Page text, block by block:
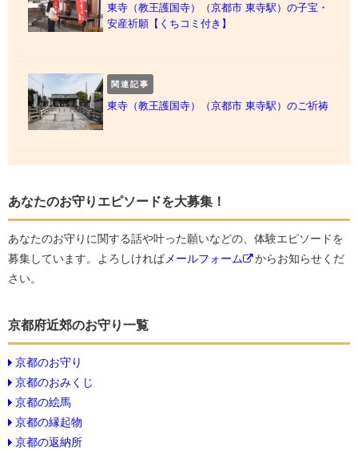
東寺（教王護国寺）（京都市 東寺駅）の子宝・
安産祈願【くちコミ付き】
関連記事
東寺（教王護国寺）（京都市 東寺駅）のご祈祷
あなたのお守りエピソードを大募集！
あなたのお守りに関する話や叶った願いなどの、体験エピソードを
募集しています。よろしければメールフォーム
からお知らせくだ
さい。
京都府近郊のお守り一覧
京都のお守り
京都のおみくじ
京都の絵馬
京都の縁起物
京都の返納所